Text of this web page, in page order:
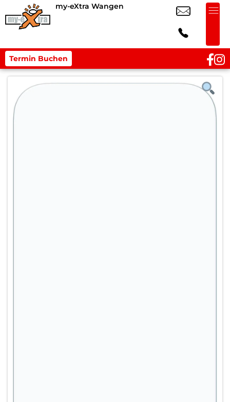
my-eXtra Wangen
Termin Buchen